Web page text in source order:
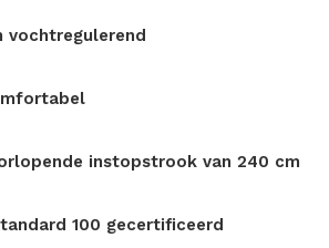
vochtregulerend
instopstrook van 240 cm
100 gecertificeerd